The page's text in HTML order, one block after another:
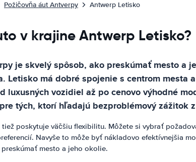
Požičovňa áut Antverpy Antwerp Letisko
v krajine Antwerp Letisko?
je skvelý spôsob, ako preskúmať mesto a
Letisko má dobré spojenie s centrom
luxusných vozidiel až po cenovo výhodné
tých, ktorí hľadajú bezproblémový zážitok
poskytuje väčšiu flexibilitu. Môžete si vybrať
Navyše to môže byť nákladovo efektívnejšia
mesto a jeho okolie.